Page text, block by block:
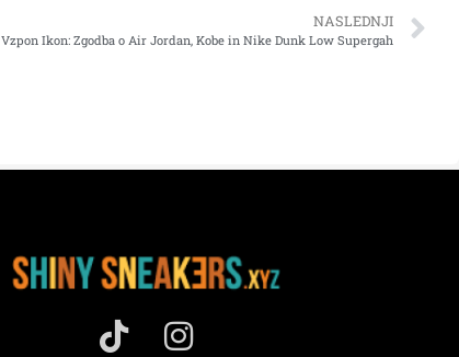
NASLEDNJI
Vzpon Ikon: Zgodba o Air Jordan, Kobe in Nike Dunk Low Supergah